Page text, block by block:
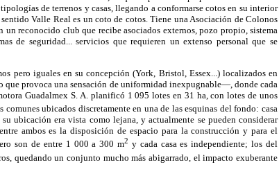
de terrenos y casas, llegando a conformarse cotos en su interior
Valle Real es un coto de cotos. Tiene una Asociación de Colonos
reconocido club que recibe asociados externos, pozo propio, sistema
de seguridad... servicios que requieren un extenso personal que se
pero iguales en su concepción (York, Bristol, Essex...) localizados en
provoca una sensación de uniformidad inexpugnable—, donde cada
Guadalmex S. A. planificó 1 095 lotes en 31 ha, con lotes de unos
ubicados discretamente en una de las esquinas del fondo: casa
ubicación era vista como lejana, y actualmente se pueden considerar
ambos es la disposición de espacio para la construcción y para el
son de entre 1 000 a 300 m2 y cada casa es independiente; los del
quedando un conjunto mucho más abigarrado, el impacto exuberante